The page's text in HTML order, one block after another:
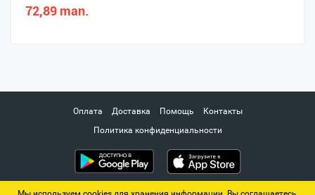
72,89 man.
Оплата Доставка Помощь
Контакты
Политика конфиденциальности